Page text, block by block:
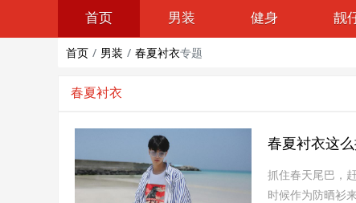
首页 男装 健身 靓
首页 男装 春夏衬衣专题
春夏衬衣
春夏衬衣这
抓住春天尾巴，
时候作为防晒衫